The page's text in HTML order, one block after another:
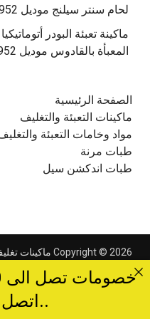
‫ماكينة تعبئة البودر
الصفحة الرئيسية
ماكينات التعبئة والتغليف
مواد وخامات التعبئة
طبات مرنة
طبات اندكشن سيل
Copyright © 2026
by
WordPress and PridMag
..اتصل